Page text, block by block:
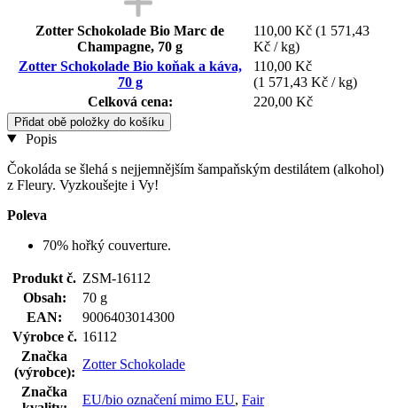
Zotter Schokolade Bio Marc de
Champagne, 70 g
110,00 Kč (1 571,43
Kč / kg)
Zotter Schokolade Bio koňak a káva,
70 g
110,00 Kč
(1 571,43 Kč / kg)
Celková cena:
220,00 Kč
Přidat obě položky do košíku
Popis
Čokoláda se šlehá s nejjemnějším šampaňským destilátem (alkohol)
z Fleury. Vyzkoušejte i Vy!
Poleva
70% hořký couverture.
Produkt č. ZSM-16112
Obsah:
70 g
EAN:
9006403014300
Výrobce č. 16112
Značka
(výrobce):
Zotter Schokolade
Značka
EU/bio označení mimo EU, Fair